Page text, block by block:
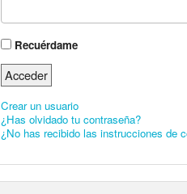
Recuérdame
Crear un usuario
¿Has olvidado tu contraseña?
¿No has recibido las instrucciones de